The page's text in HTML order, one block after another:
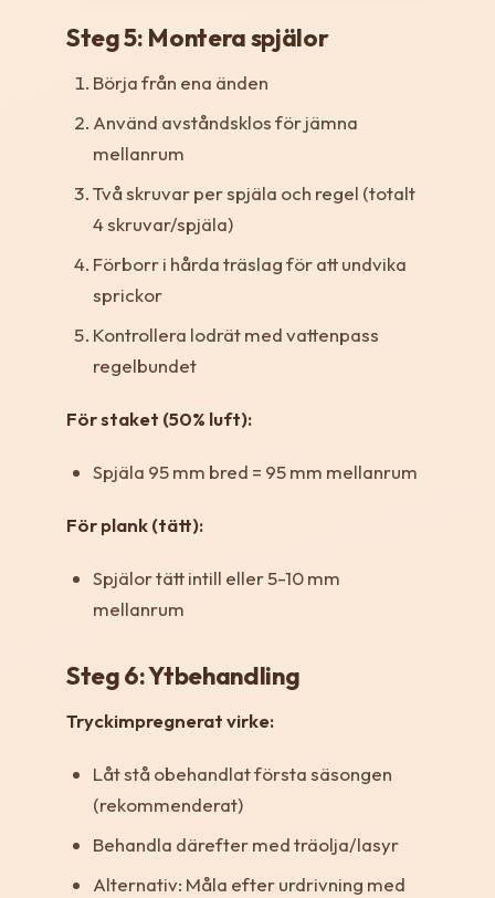
Steg 5: Montera spjälor
Börja från ena änden
Använd avståndsklos för jämna
mellanrum
Två skruvar per spjäla och regel (totalt
4 skruvar/spjäla)
Förborr i hårda träslag för att undvika
sprickor
Kontrollera lodrät med vattenpass
regelbundet
För staket (50% luft):
Spjäla 95 mm bred = 95 mm mellanrum
För plank (tätt):
Spjälor tätt intill eller 5-10 mm
mellanrum
Steg 6: Ytbehandling
Tryckimpregnerat virke:
Låt stå obehandlat första säsongen
(rekommenderat)
Behandla därefter med träolja/lasyr
Alternativ: Måla efter urdrivning med